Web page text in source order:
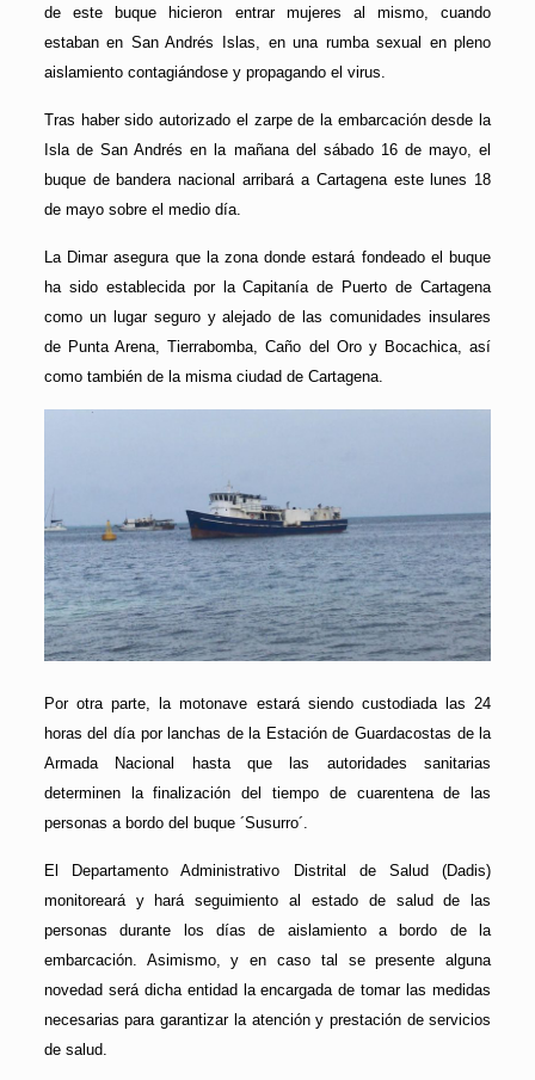
de este buque hicieron entrar mujeres al mismo, cuando
estaban en San Andrés Islas, en una rumba sexual en pleno
aislamiento contagiándose y propagando el virus.
Tras haber sido autorizado el zarpe de la embarcación desde la
Isla de San Andrés en la mañana del sábado 16 de mayo, el
buque de bandera nacional arribará a Cartagena este lunes 18
de mayo sobre el medio día.
La Dimar asegura que la zona donde estará fondeado el buque
ha sido establecida por la Capitanía de Puerto de Cartagena
como un lugar seguro y alejado de las comunidades insulares
de Punta Arena, Tierrabomba, Caño del Oro y Bocachica, así
como también de la misma ciudad de Cartagena.
Por otra parte, la motonave estará siendo custodiada las 24
horas del día por lanchas de la Estación de Guardacostas de la
Armada Nacional hasta que las autoridades sanitarias
determinen la finalización del tiempo de cuarentena de las
personas a bordo del buque ´Susurro´.
El Departamento Administrativo Distrital de Salud (Dadis)
monitoreará y hará seguimiento al estado de salud de las
personas durante los días de aislamiento a bordo de la
embarcación. Asimismo, y en caso tal se presente alguna
novedad será dicha entidad la encargada de tomar las medidas
necesarias para garantizar la atención y prestación de servicios
de salud.